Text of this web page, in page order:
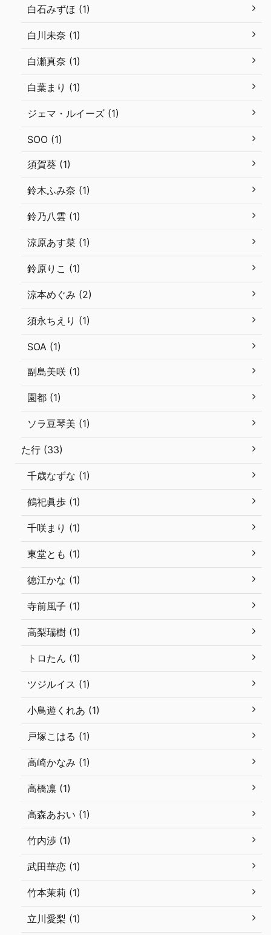
白石みずほ (1)
白川未奈 (1)
白瀬真奈 (1)
白葉まり (1)
ジェマ・ルイーズ (1)
SOO (1)
須賀葵 (1)
鈴木ふみ奈 (1)
鈴乃八雲 (1)
涼原あす菜 (1)
鈴原りこ (1)
涼本めぐみ (2)
須永ちえり (1)
SOA (1)
副島美咲 (1)
園都 (1)
ソラ豆琴美 (1)
た行 (33)
千歳なずな (1)
鶴祀眞歩 (1)
千咲まり (1)
東堂とも (1)
徳江かな (1)
寺前風子 (1)
高梨瑞樹 (1)
トロたん (1)
ツジルイス (1)
小鳥遊くれあ (1)
戸塚こはる (1)
高崎かなみ (1)
高橋凛 (1)
高森あおい (1)
竹内渉 (1)
武田華恋 (1)
竹本茉莉 (1)
立川愛梨 (1)